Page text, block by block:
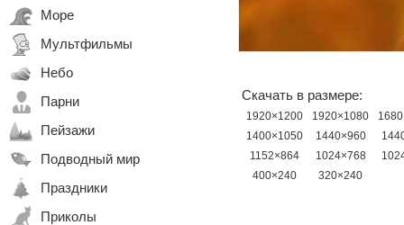
Море
Мультфильмы
Небо
Парни
Пейзажи
Подводный мир
Праздники
Приколы
Скачать в размере:
1920×1200 1920×1080
1400×1050
1440×960
1152×864
1024×768
400×240
320×240